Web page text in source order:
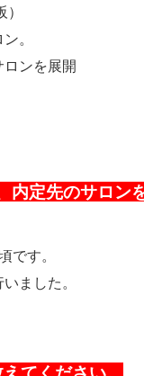
。
ンを展開
内定先のサロン
です。
ました。
てください。